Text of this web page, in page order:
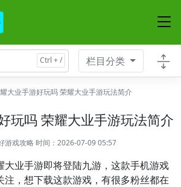
栏目分类
大业手游好玩吗 荣耀大业手游玩法简介
玩吗 荣耀大业手游玩法简介
游戏攻略时间：2026-07-09 05:57
大业手游即将登陆九游，这款手机游戏
注，想下载这款游戏，有很多粉丝都在